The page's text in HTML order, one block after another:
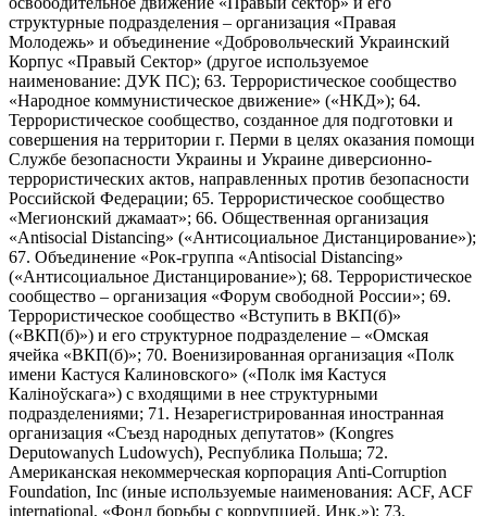
структурные подразделения – организация «Правая
Молодежь» и объединение «Добровольческий Украинский
Корпус «Правый Сектор» (другое используемое
наименование: ДУК ПС); 63. Террористическое сообщество
«Народное коммунистическое движение» («НКД»); 64.
Террористическое сообщество, созданное для подготовки и
совершения на территории г. Перми в целях оказания помощи
Службе безопасности Украины и Украине диверсионно-
террористических актов, направленных против безопасности
Российской Федерации; 65. Террористическое сообщество
«Мегионский джамаат»; 66. Общественная организация
«Antisocial Distancing» («Антисоциальное Дистанцирование»);
67. Объединение «Рок-группа «Antisocial Distancing»
(«Антисоциальное Дистанцирование»); 68. Террористическое
сообщество – организация «Форум свободной России»; 69.
Террористическое сообщество «Вступить в ВКП(б)»
(«ВКП(б)») и его структурное подразделение – «Омская
ячейка «ВКП(б)»; 70. Военизированная организация «Полк
имени Кастуся Калиновского» («Полк iмя Кастуся
Калiноўскага») с входящими в нее структурными
подразделениями; 71. Незарегистрированная иностранная
организация «Съезд народных депутатов» (Kongres
Deputowanych Ludowych), Республика Польша; 72.
Американская некоммерческая корпорация Anti-Corruption
Foundation, Inc (иные используемые наименования: ACF, ACF
international, «Фонд борьбы с коррупцией, Инк.»); 73.